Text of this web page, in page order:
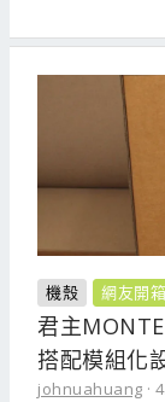
機殼 網友開箱
君主
搭配模組化
johnuahuang